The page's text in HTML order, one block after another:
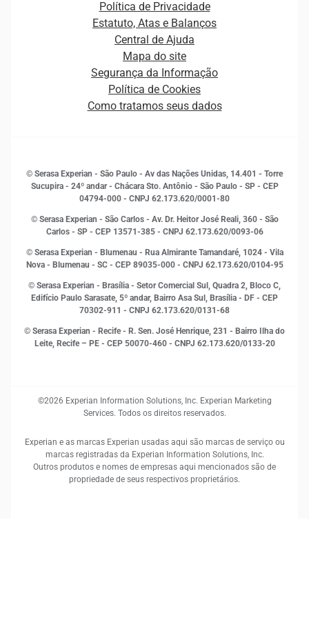
Plataformas e Motores de decisão
Curso Gratuito de Saúde Financeira
Empreendedorismo
Estudos e Pesquisas
Inovação e Tecnologia
Leis e impostos
Marketing
Open Finance
Proteção de Dados
Sustentabilidade Corporativa
Distribuidores e representantes
Estrutura Organizacional
Sala de Imprensa
Política de Privacidade
Estatuto, Atas e Balanços
Central de Ajuda
Mapa do site
Segurança da Informação
Política de Cookies
Como tratamos seus dados
© Serasa Experian - São Paulo - Av das Nações Unidas, 14.401 - Torre
Sucupira - 24º andar - Chácara Sto. Antônio - São Paulo - SP - CEP
04794-000 - CNPJ 62.173.620/0001-80
© Serasa Experian - São Carlos - Av. Dr. Heitor José Reali, 360 - São
Carlos - SP - CEP 13571-385 - CNPJ 62.173.620/0093-06
© Serasa Experian - Blumenau - Rua Almirante Tamandaré, 1024 - Vila
Nova - Blumenau - SC - CEP 89035-000 - CNPJ 62.173.620/0104-95
© Serasa Experian - Brasília - Setor Comercial Sul, Quadra 2, Bloco C,
Edifício Paulo Sarasate, 5º andar, Bairro Asa Sul, Brasília - DF - CEP
70302-911 - CNPJ 62.173.620/0131-68
© Serasa Experian - Recife - R. Sen. José Henrique, 231 - Bairro Ilha do
Leite, Recife – PE - CEP 50070-460 - CNPJ 62.173.620/0133-20
©2026 Experian Information Solutions, Inc. Experian Marketing
Services. Todos os direitos reservados.
Experian e as marcas Experian usadas aqui são marcas de serviço ou
marcas registradas da Experian Information Solutions, Inc.
Outros produtos e nomes de empresas aqui mencionados são de
propriedade de seus respectivos proprietários.